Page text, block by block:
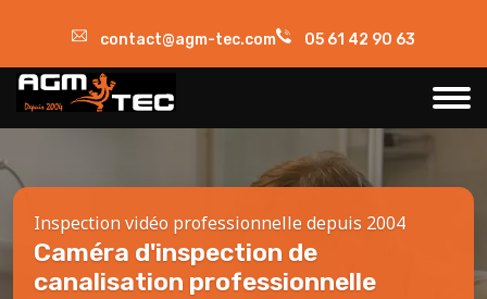
contact@agm-tec.com 05 61 42 90 63
Inspection vidéo professionnelle depuis 2004
Caméra d'inspection de
canalisation professionnelle